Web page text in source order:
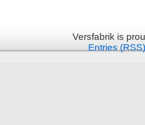
Versfabrik is
Entries (RSS)